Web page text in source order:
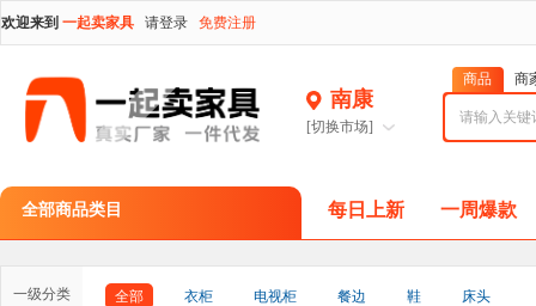
欢迎来到 一起卖家具 请登录 免费注册
南康
[切换市场]
商品 商
全部商品类目 每日上新 一周爆款
一级分类 全部 衣柜 电视柜 餐边 鞋 床头